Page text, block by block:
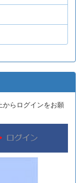
らログインをお願